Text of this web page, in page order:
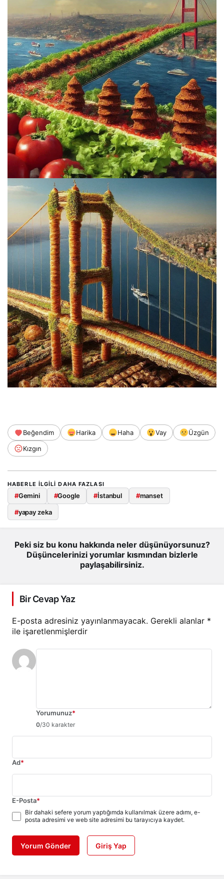
Beğendim Harika Haha Vay
Üzgün
Kızgın
HABERLE ILGILI DAHA FAZLASI
#Gemini #Google #İstanbul #manset
#yapay zeka
Peki siz bu konu hakkında neler düşünüyorsunuz?
Düşüncelerinizi yorumlar kısmından bizlerle
paylaşabilirsiniz.
Bir Cevap Yaz
E-posta adresiniz yayınlanmayacak. Gerekli alanlar *
ile işaretlenmişlerdir
Yorumunuz*
0/30 karakter
Ad*
E-Posta*
Bir dahaki sefere yorum yaptığımda kullanılmak üzere adımı, e-
posta adresimi ve web site adresimi bu tarayıcıya kaydet.
Yorum Gönder Giriş Yap